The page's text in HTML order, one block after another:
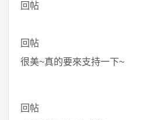
回帖
回帖
很美~真的要來支持一下~
回帖